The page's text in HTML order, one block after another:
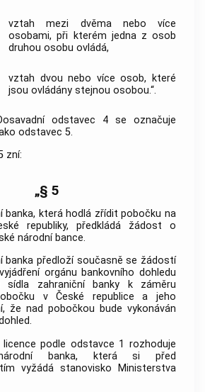
vztah mezi dvěma nebo více
osobami, při kterém jedna z osob
druhou osobu ovládá,
vztah dvou nebo více osob, které
jsou ovládány stejnou osobou.“.
odstavec 4 se označuje
odstavec 5.
zní:
„§ 5
banka, která hodlá zřídit pobočku na
republiky, předkládá žádost o
národní bance.
banka předloží současně se žádostí
orgánu bankovního dohledu
sídla zahraniční banky k záměru
v České republice a jeho
že nad pobočkou bude vykonáván
licence podle odstavce 1 rozhoduje
banka, která si před
vyžádá stanovisko Ministerstva